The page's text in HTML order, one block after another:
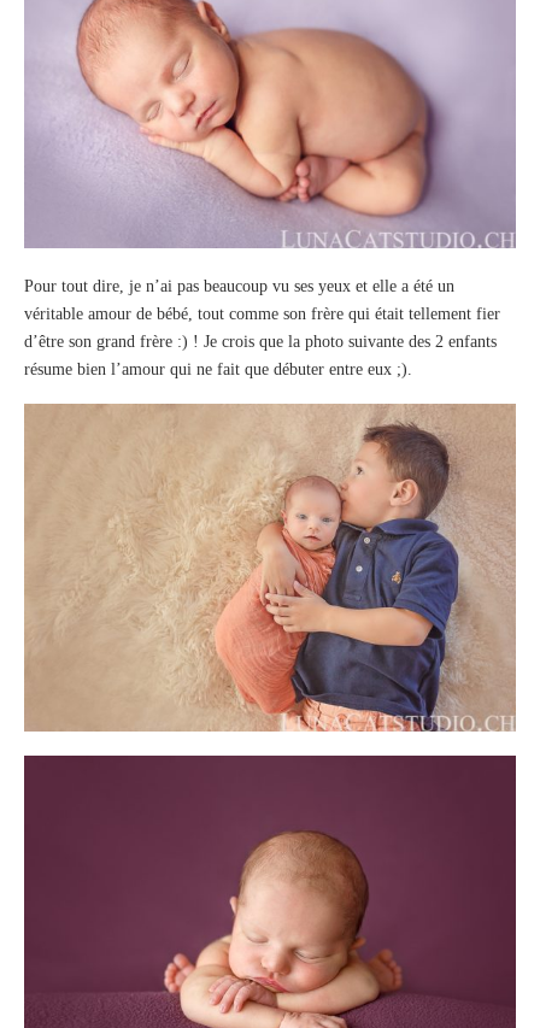
Pour tout dire, je n’ai pas beaucoup vu ses yeux et elle a été un
véritable amour de bébé, tout comme son frère qui était tellement fier
d’être son grand frère :) ! Je crois que la photo suivante des 2 enfants
résume bien l’amour qui ne fait que débuter entre eux ;).